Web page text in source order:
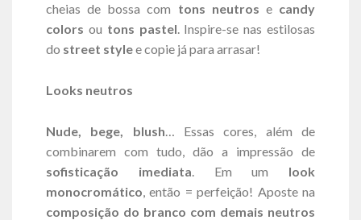
cheias de bossa com tons neutros e candy
colors ou tons pastel. Inspire-se nas estilosas
do street stylee copie já para arrasar!
Looks neutros
Nude, bege, blush … Essas cores, além de
combinarem com tudo, dão a impressão de
sofisticação imediata . Em um look
monocromático , então = perfeição! Aposte na
composição do branco com demais neutros